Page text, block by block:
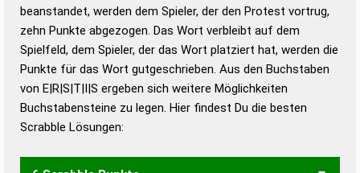
Duden – Standardwerk in 12 Bänden
Duden – Richtiges und gutes
Deutsch
Duden – Die deutsche Grammatik
Duden – Deutsches
beanstandet, werden dem Spieler, der den Protest vortrug,
zehn Punkte abgezogen. Das Wort verbleibt auf dem
Spielfeld, dem Spieler, der das Wort platziert hat, werden die
Punkte für das Wort gutgeschrieben. Aus den Buchstaben
von E|R|S|T|I|S ergeben sich weitere Möglichkeiten
Buchstabensteine zu legen. Hier findest Du die besten
Scrabble Lösungen: